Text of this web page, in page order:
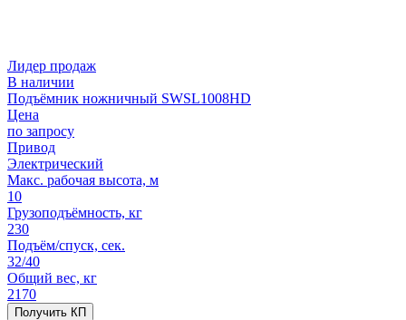
Лидер продаж
В наличии
Подъёмник ножничный SWSL1008HD
Цена
по запросу
Привод
Электрический
Макс. рабочая высота, м
10
Грузоподъёмность, кг
230
Подъём/спуск, сек.
32/40
Общий вес, кг
2170
Получить КП